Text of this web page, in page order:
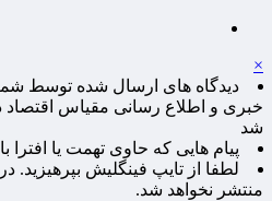
×
دیدگاه های ارسال شده توسط
خبری و اطلاع رسانی مقیاس
شد
پیام هایی که حاوی تهمت یا افترا
لطفا از تایپ فینگلیش بپرهیزید.
منتشر نخواهد شد.